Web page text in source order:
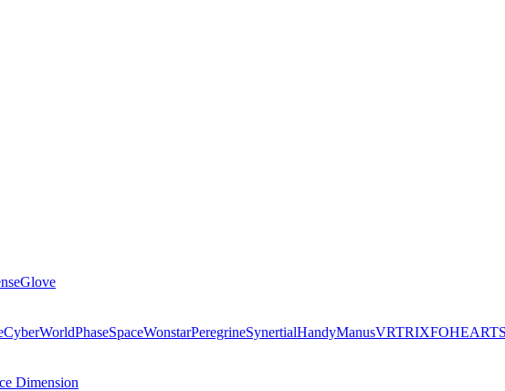
CyberWorldPhaseSpaceWonstarPeregrineSynertialHandyManusVRTRIXFOHEART
Dimension